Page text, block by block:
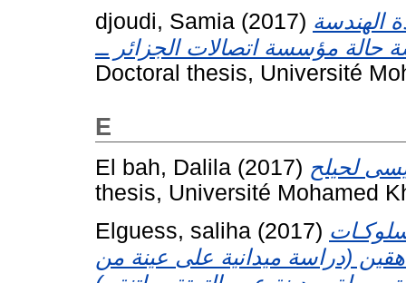
djoudi, Samia (2017) الهندسة
Doctoral thesis, Université
E
El bah, Dalila (2017)
thesis, Université Mohamed
Elguess, saliha (2017)
(دراسة ميدانية على عينة من